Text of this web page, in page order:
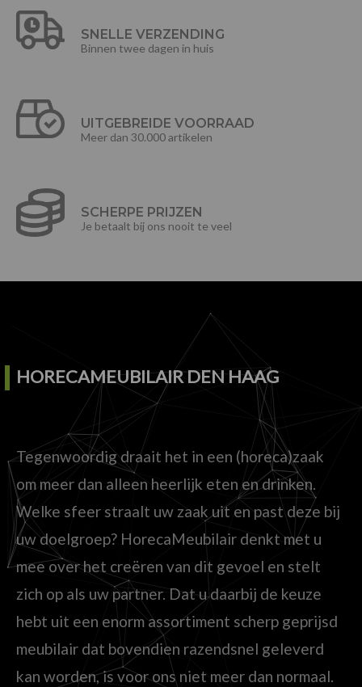
SNELLE VERZENDING
Binnen twee dagen in huis
UITGEBREIDE VOORRAAD
Meer dan 30.000 artikelen
SCHERPE PRIJZEN
Je betaalt bij ons nooit te veel
HORECAMEUBILAIR DEN HAAG
Tegenwoordig draait het in een (horeca)zaak
om meer dan alleen heerlijk eten en drinken.
Welke sfeer straalt uw zaak uit en past deze bij
uw doelgroep? HorecaMeubilair denkt met u
mee over het creëren van dit gevoel en stelt
zich op als uw partner. Dat u daarbij de keuze
hebt uit een enorm assortiment scherp geprijsd
meubilair dat bovendien razendsnel geleverd
kan worden, is voor ons niet meer dan normaal.